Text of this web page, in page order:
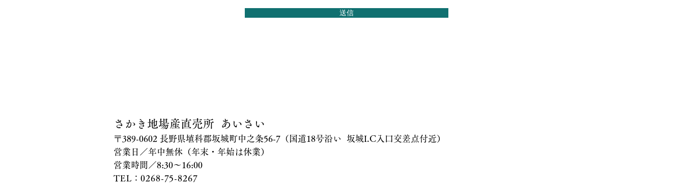
送信
さかき地場産直売所 あいさい
〒389-0602 長野県埴科郡坂城町中之条56-7（国道18号沿い 坂城I.C入口交差点付近）
営業日／年中無休（年末・年始は休業）
営業時間／8:30～16:00
TEL：0268-75-8267